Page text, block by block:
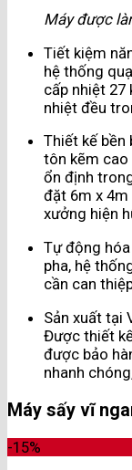
Máy được
Tiết kiệm
hệ thống
cấp nhiệt 27
nhiệt đều
Thiết kế
tôn kẽm cao
ổn định
đặt 6m x 4m
xưởng hiện
Tự động
pha, hệ
cần can
Sản xuất tại
Được thiết
được bảo
nhanh
Máy sấy vĩ
-15%